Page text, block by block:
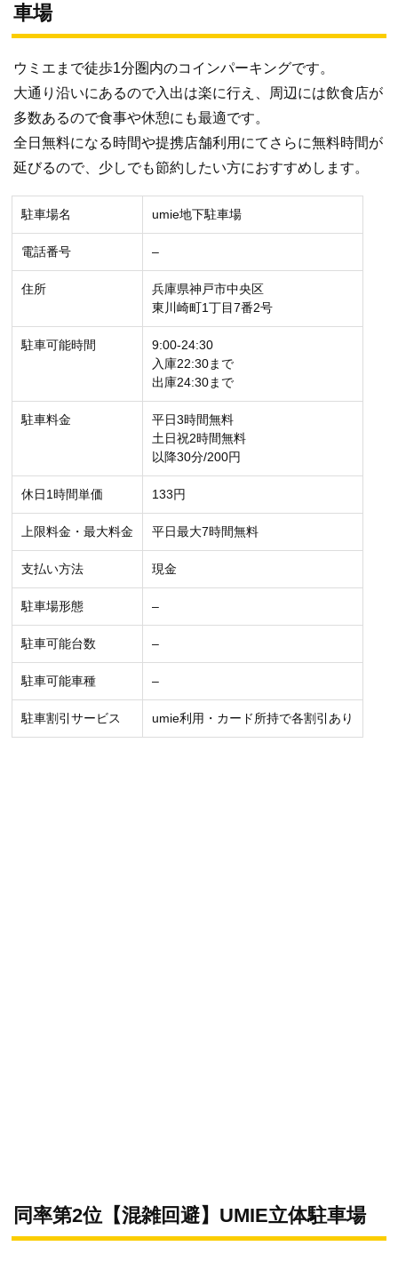
車場
ウミエまで徒歩1分圏内のコインパーキングです。
大通り沿いにあるので入出は楽に行え、周辺には飲食店が
多数あるので食事や休憩にも最適です。
全日無料になる時間や提携店舗利用にてさらに無料時間が
延びるので、少しでも節約したい方におすすめします。
駐車場名 umie地下駐車場
電話番号 –
住所
兵庫県神戸市中央区
東川崎町1丁目7番2号
駐車可能時間
9:00-24:30
入庫22:30まで
出庫24:30まで
駐車料金
平日3時間無料
土日祝2時間無料
以降30分/200円
休日1時間単価 133円
上限料金・最大料金 平日最大7時間無料
支払い方法 現金
駐車場形態 –
駐車可能台数 –
駐車可能車種 –
駐車割引サービス umie利用・カード所持で各割引あり
同率第2位【混雑回避】UMIE立体駐車場